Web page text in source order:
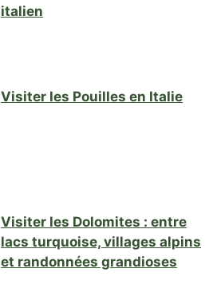
italien
Visiter les Pouilles en Italie
Visiter les Dolomites : entre
lacs turquoise, villages alpins
et randonnées grandioses